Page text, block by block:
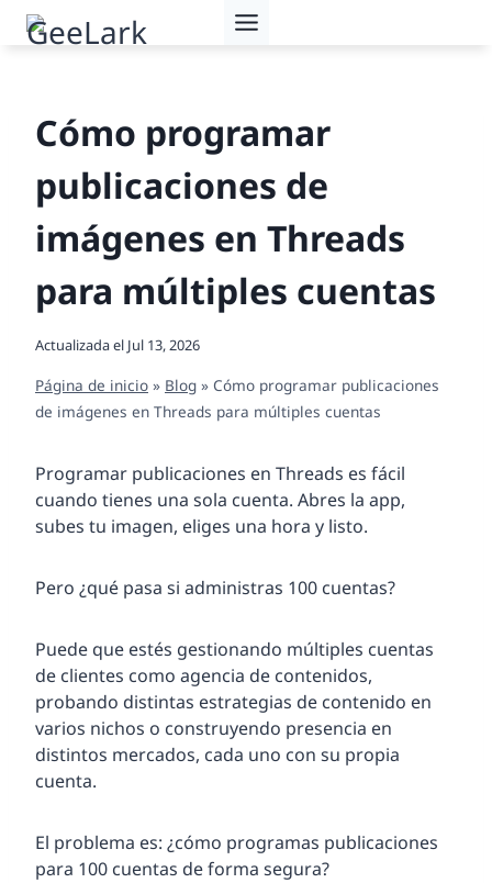
Saltar
Cómo programar
publicaciones de
imágenes en Threads
para múltiples cuentas
Actualizada el Jul 13, 2026
Página de inicio » Blog » Cómo programar publicaciones
de imágenes en Threads para múltiples cuentas
Programar publicaciones en Threads es fácil
cuando tienes una sola cuenta. Abres la app,
subes tu imagen, eliges una hora y listo.
Pero ¿qué pasa si administras 100 cuentas?
Puede que estés gestionando múltiples cuentas
de clientes como agencia de contenidos,
probando distintas estrategias de contenido en
varios nichos o construyendo presencia en
distintos mercados, cada uno con su propia
cuenta.
El problema es: ¿cómo programas publicaciones
para 100 cuentas de forma segura?